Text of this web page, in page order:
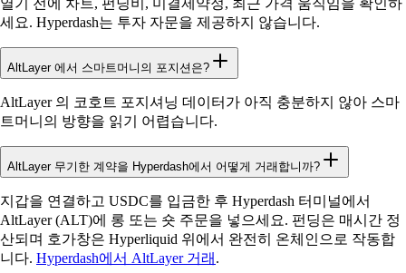
세요. Hyperdash는 투자 자문을 제공하지 않습니다.
AltLayer 에서 스마트머니의 포지션은?
AltLayer 의 코호트 포지셔닝 데이터가 아직 충분하지 않아 스마
트머니의 방향을 읽기 어렵습니다.
AltLayer 무기한 계약을 Hyperdash에서 어떻게 거래합니까?
지갑을 연결하고 USDC를 입금한 후 Hyperdash 터미널에서
AltLayer (ALT)에 롱 또는 숏 주문을 넣으세요. 펀딩은 매시간 정
산되며 호가창은 Hyperliquid 위에서 완전히 온체인으로 작동합
니다. Hyperdash에서 AltLayer 거래 .